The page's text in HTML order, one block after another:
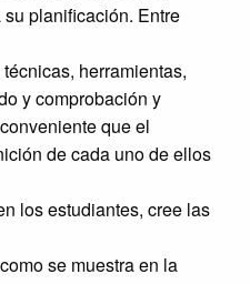
planificación. Entre
herramientas,
y comprobación y
que el
de cada uno de ellos
los estudiantes, cree las
se muestra en la